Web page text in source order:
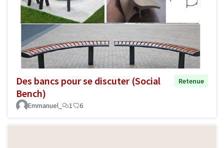
Des bancs pour se discuter (Social
Bench)
Retenue
Emmanuel_ 1 6